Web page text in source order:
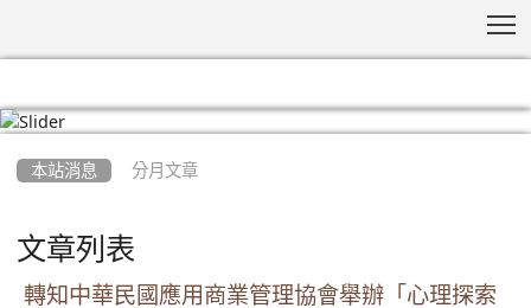
本站消息 分月文章
文章列表
轉知中華民國應用商業管理協會舉辦「心理探索